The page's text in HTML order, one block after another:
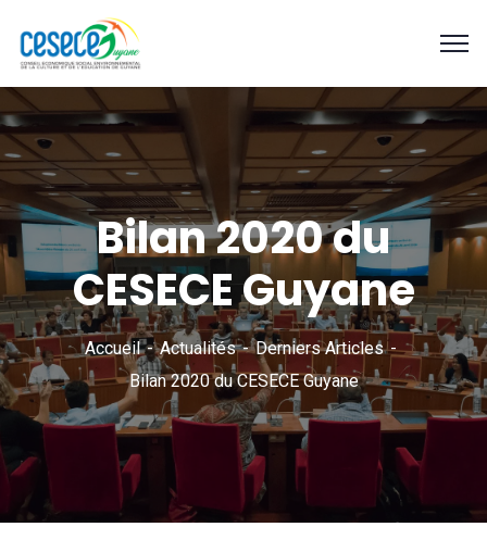
Bilan 2020 du
CESECE Guyane
Accueil Actualités
Derniers Articles
Bilan 2020 du CESECE Guyane